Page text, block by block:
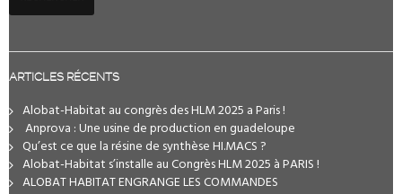
ARTICLES RÉCENTS
Alobat-Habitat au congrès des HLM 2025 a Paris !
️ Anprova : Une usine de production en guadeloupe
Qu’est ce que la résine de synthèse HI.MACS ?
Alobat-Habitat s’installe au Congrès HLM 2025 à PARIS !
ALOBAT HABITAT ENGRANGE LES COMMANDES